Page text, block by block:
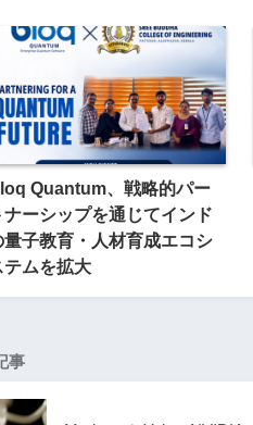
Quantum、戦略的パー
ナーシップを通じてインド
量子教育・人材育成エコシ
テムを拡大
事